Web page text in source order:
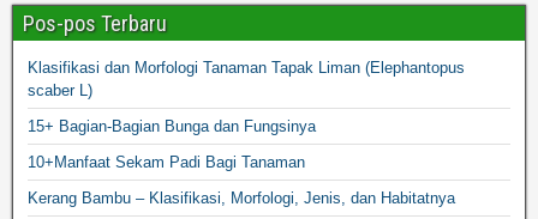
Pos-pos Terbaru
Klasifikasi dan Morfologi Tanaman Tapak Liman (Elephantopus
scaber L)
15+ Bagian-Bagian Bunga dan Fungsinya
10+Manfaat Sekam Padi Bagi Tanaman
Kerang Bambu – Klasifikasi, Morfologi, Jenis, dan Habitatnya